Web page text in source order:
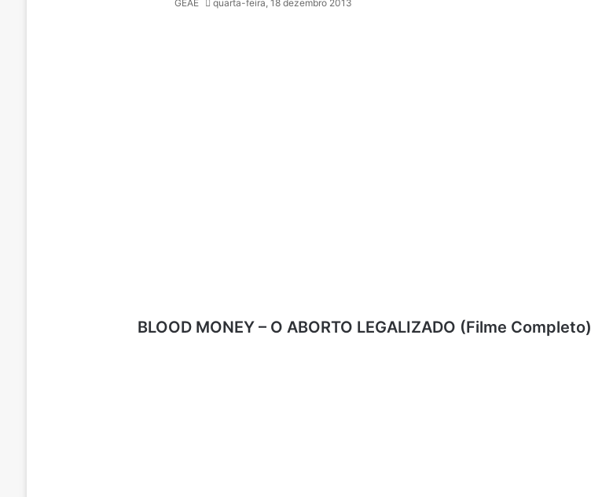
GEAE quarta-feira, 18 dezembro 2013
BLOOD MONEY – O ABORTO LEGALIZADO (Filme Completo)